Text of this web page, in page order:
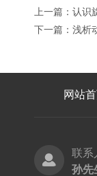
上一篇： 认识
下一篇： 浅析
网站
联系
孙先